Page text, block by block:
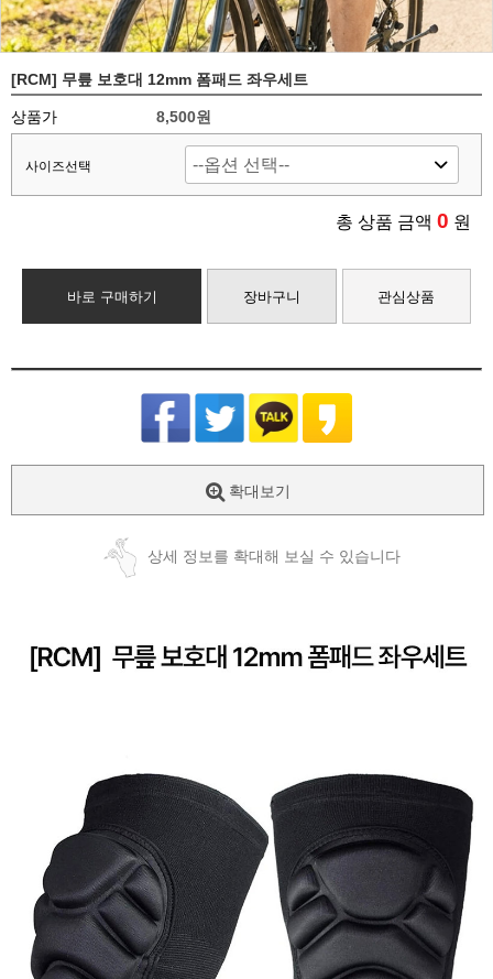
[RCM] 무릎 보호대 12mm 폼패드 좌우세트
상품가 8,500원
사이즈선택
총 상품 금액 0 원
바로 구매하기 장바구니 관심상품
확대보기
상세 정보를 확대해 보실 수 있습니다